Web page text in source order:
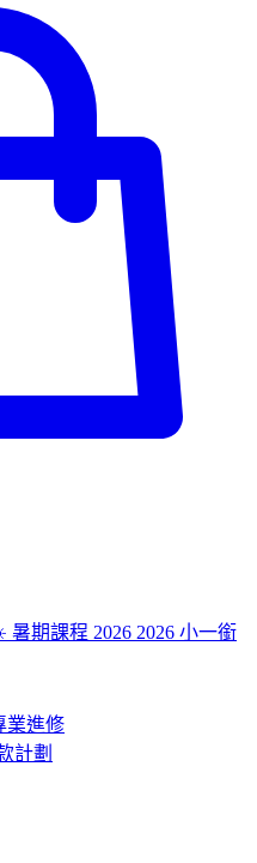
暑期課程 2026 2026 小一銜
業進修
計劃